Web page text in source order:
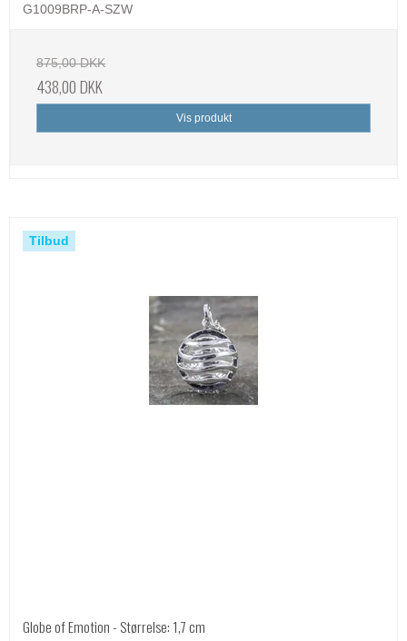
G1009BRP-A-SZW
875,00 DKK
438,00 DKK
Vis produkt
Tilbud
Globe of Emotion - Størrelse: 1,7 cm